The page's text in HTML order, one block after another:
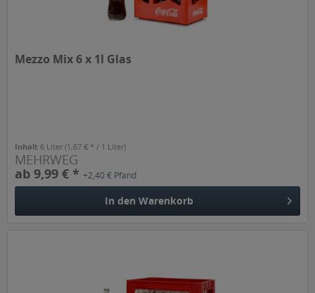
Mezzo Mix 6 x 1l Glas
Inhalt 6 Liter(1,67 € * / 1 Liter)
MEHRWEG
ab 9,99 € *+2,40 € Pfand
In den Warenkorb